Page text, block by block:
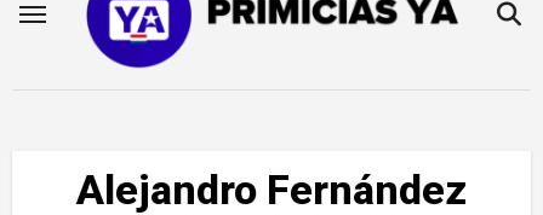
Alejandro Fernández